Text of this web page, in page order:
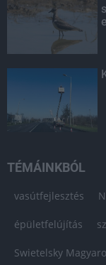
TÉMÁINKBÓL
vasútfejlesztés
épületfelújítás
Swietelsky